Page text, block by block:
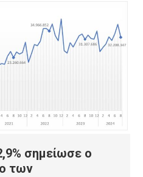
σημείωσε ο
των